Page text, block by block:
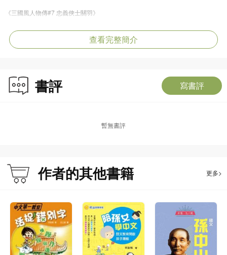
《三國風人物傳#7 忠義俠士關羽》
貴，過着逃亡的孤獨日子，直到遇上劉備及張飛，三人結拜為義兄弟，決意同生
共死，他總算找到安身之所。
呢？
輕的諸葛亮當軍師，但赤壁大戰在即，這黃毛小子竟對關羽不理不睬？戰敗落荒
後來，關羽被交託鎮守荊州的重任，如果荊州一失，劉備的北伐之路便會受到重
創。立誓力保不失、戰死方休的關羽，最後會迎來怎樣的結局？
查看完整簡介
書評 寫書評
暫無書評
作者的其他書籍 更多>